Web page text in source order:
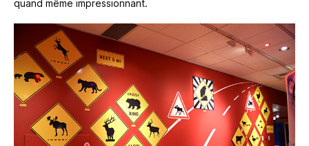
quand même impressionnant.